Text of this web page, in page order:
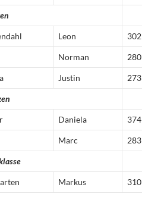
Leon 302
Norman 280
Justin 273
Daniela 374
Marc 283
Markus 310